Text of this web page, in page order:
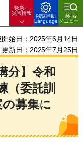
緊急・
災害情報
閲覧補助
Language
検索
メニュー
開始日：2025年6月14日
更新日：2025年7月25日
分】令和
（委託訓
募集に